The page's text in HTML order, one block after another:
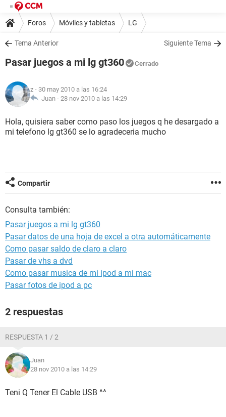
Foros Móviles y tabletas LG
Tema Anterior Siguiente Tema
Pasar juegos a mi lg gt360 Cerrado
z - 30 may 2010 a las 16:24
Juan - 28 nov 2010 a las 14:29
Hola, quisiera saber como paso los juegos q he desargado a
mi telefono lg gt360 se lo agradeceria mucho
Compartir
Consulta también:
Pasar juegos a mi lg gt360
Pasar datos de una hoja de excel a otra automáticamente
Como pasar saldo de claro a claro
Pasar de vhs a dvd
Como pasar musica de mi ipod a mi mac
Pasar fotos de ipod a pc
2 respuestas
RESPUESTA 1 / 2
Juan
28 nov 2010 a las 14:29
Teni Q Tener El Cable USB ^^